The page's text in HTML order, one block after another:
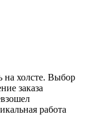
на холсте. Выбор
заказа
работа